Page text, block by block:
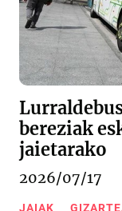
bereziak
jaietarako
2026/07/17
JAIAK